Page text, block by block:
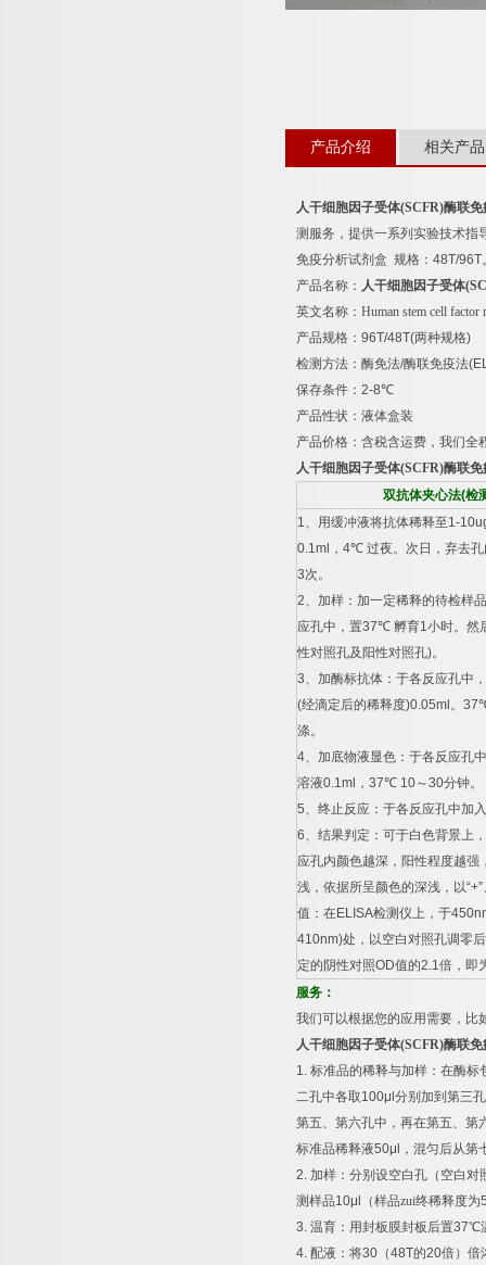
产品介绍 相关产品
人干细胞因子受体(SCFR)酶联免
测服务，提供一系列实验技术指
免疫分析试剂盒 规格： 48T/96T
产品名称： 人干细胞因子受体
英文名称： Human stem cell
产品规格： 96T/48T(两种规格)
检测方法：酶免法/酶联免疫法
保存条件： 2-8℃
产品性状：液体盒装
产品价格：含税含运费，我们全
人干细胞因子受体(SCFR)酶联免
双抗体夹心法(检
1、用缓冲液将抗体稀释至1-
0.1ml ， 4℃ 过夜。次日，弃去
3次。
2、加样：加一定稀释的待检样品
应孔中，置37℃ 孵育1小时。然
性对照孔及阳性对照孔)。
3、加酶标抗体：于各反应孔中
(经滴定后的稀释度)0.05ml 。 37
涤。
4、加底物液显色：于各反应孔
溶液0.1ml ， 37℃ 10～30分钟。
5、终止反应：于各反应孔中加入
6、结果判定：可于白色背景上
应孔内颜色越深，阳性程度越强
浅，依据所呈颜色的深浅，以“+”
值：在ELISA检测仪上，于
410nm)处，以空白对照孔调零
定的阴性对照OD值的2.1倍，即
服务：
我们可以根据您的应用需要，比
人干细胞因子受体(SCFR)酶联免
1. 标准品的稀释与加样：在酶标
二孔中各取100μl 分别加到第三
第五、第六孔中，再在第五、第
标准品稀释液50μl
，混匀后从第
2. 加样：分别设空白孔（空白
测样品10μl （样品zui终稀释度为
3. 温育：用封板膜封板后置37℃
4. 配液：将30 （48T的20倍）倍